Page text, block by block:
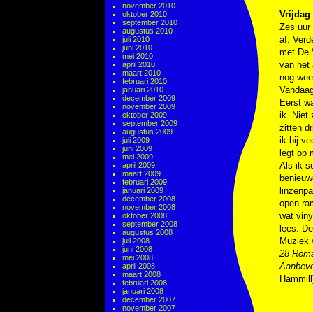
november 2010
oktober 2010
september 2010
augustus 2010
juli 2010
juni 2010
mei 2010
april 2010
maart 2010
februari 2010
januari 2010
december 2009
november 2009
oktober 2009
september 2009
augustus 2009
juli 2009
juni 2009
mei 2009
april 2009
maart 2009
februari 2009
januari 2009
december 2008
november 2008
oktober 2008
september 2008
augustus 2008
juli 2008
juni 2008
mei 2008
april 2008
maart 2008
februari 2008
januari 2008
december 2007
november 2007
Zes uur
af.
met De
van het
nog
Eerst
ik. Niet
zitten
ik bij
legt op
Als ik
open
wat
lees.
Muziek
28